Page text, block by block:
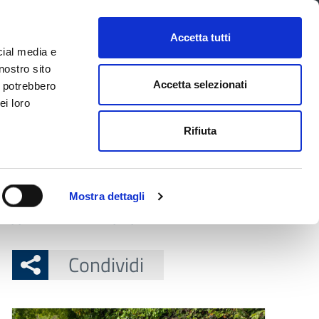
media e
sito
loro
Mostra dettagli
Accetta tutti
Accetta selezionati
Rifiuta
CONTATTI URP SERVIZI ONLINE
Seguici su FacebookTwitterInstagram
LinkedIn
cerca nel sito
Condividi